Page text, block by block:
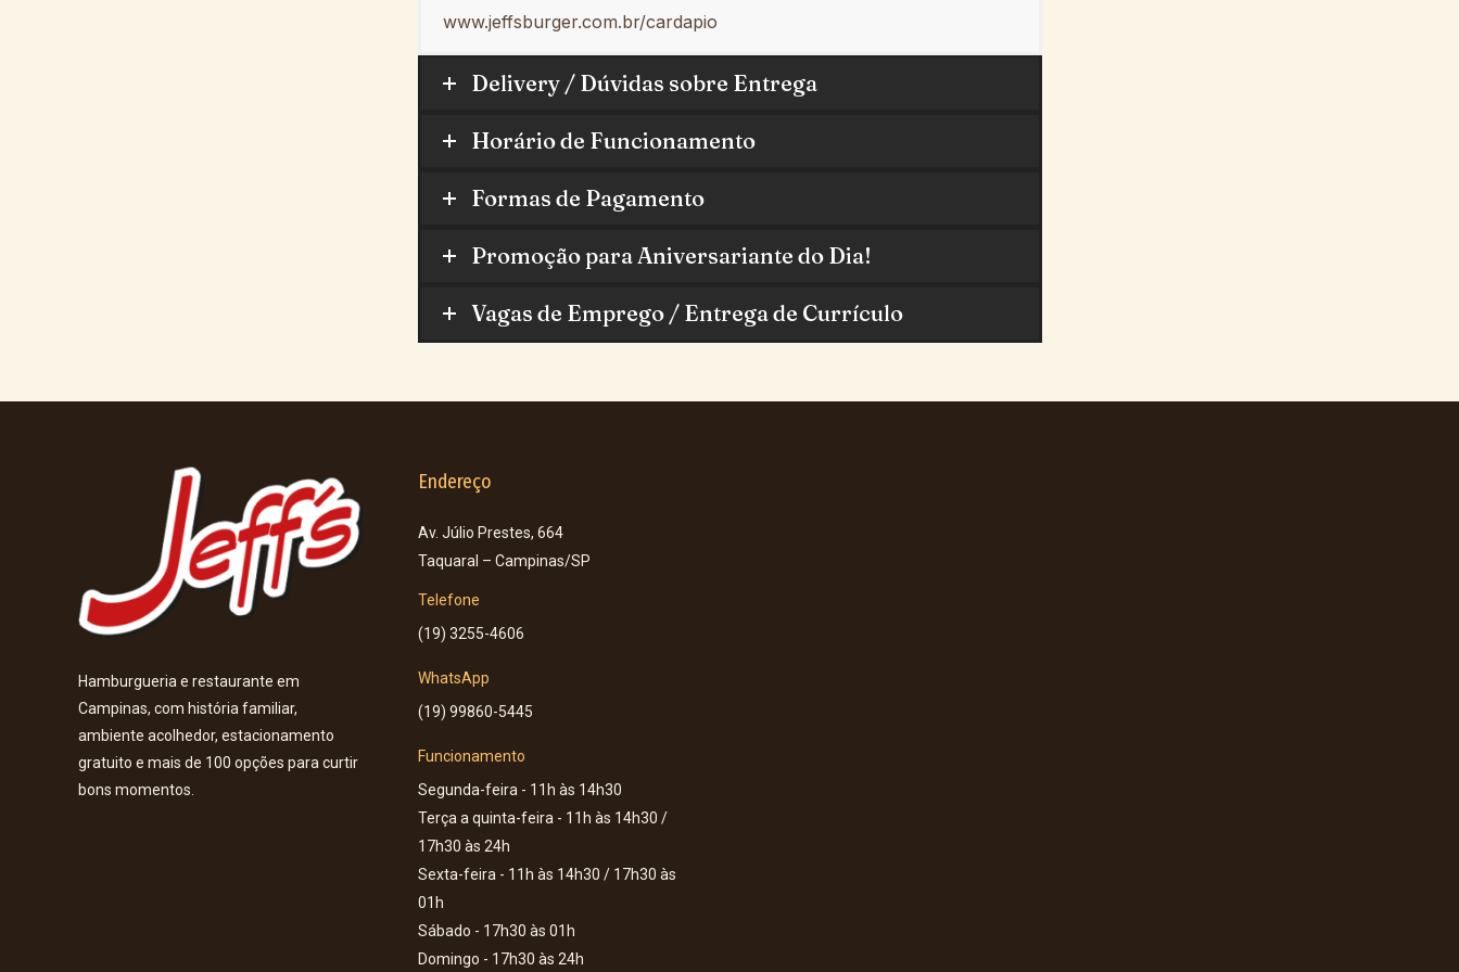
www.jeffsburger.com.br/cardapio
Delivery / Dúvidas sobre Entrega
Horário de Funcionamento
Formas de Pagamento
Promoção para Aniversariante do Dia!
Vagas de Emprego / Entrega de Currículo
Hamburgueria e restaurante em
Campinas, com história familiar,
ambiente acolhedor, estacionamento
gratuito e mais de 100 opções para curtir
bons momentos.
Endereço
Av. Júlio Prestes, 664
Taquaral – Campinas/SP
Telefone
(19) 3255-4606
WhatsApp
(19) 99860-5445
Funcionamento
Segunda-feira - 11h às 14h30
Terça a quinta-feira - 11h às 14h30 /
17h30 às 24h
Sexta-feira - 11h às 14h30 / 17h30 às
01h
Sábado - 17h30 às 01h
Domingo - 17h30 às 24h